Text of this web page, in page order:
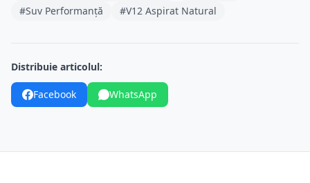
#Suv Performanță
#V12 Aspirat Natural
Distribuie articolul:
Facebook WhatsApp